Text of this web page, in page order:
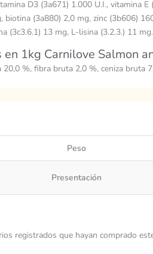
D3 (3a671) 1.000 U.I., vitamina
biotina (3a880) 2,0 mg, zinc (3b606)
(3c3.6.1) 13 mg, L-lisina (3.2.3.) 11 mg.
1kg Carnilove Salmon
%, fibra bruta 2,0 %, ceniza
Peso
Presentación
registrados que hayan comprado